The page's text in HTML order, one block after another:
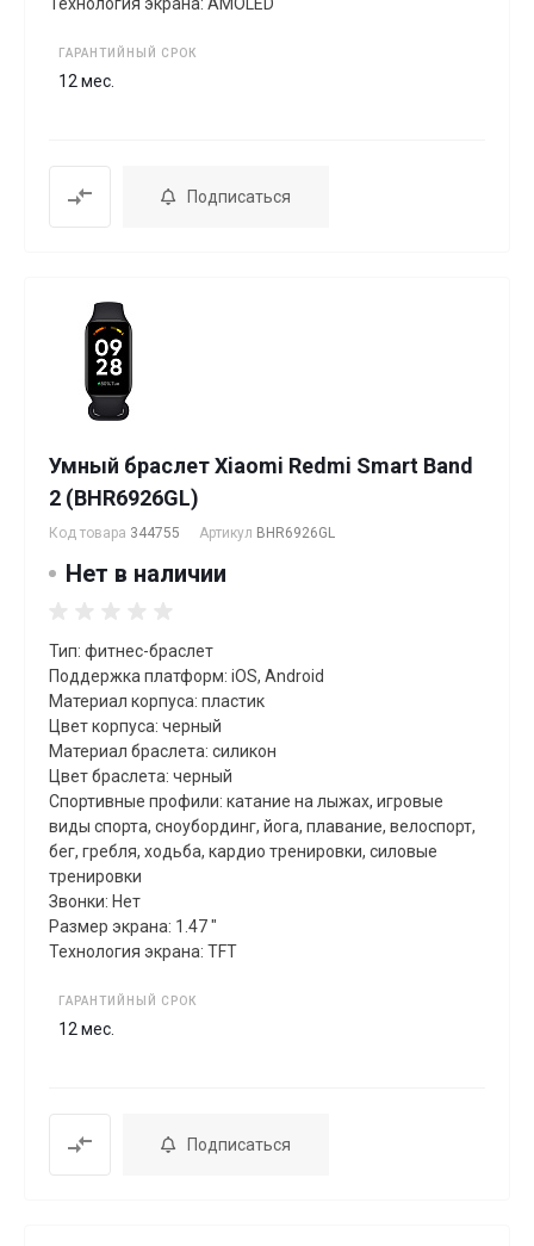
ГАРАНТИЙНЫЙ СРОК
12 мес.
Подписаться
Умный браслет Xiaomi Redmi Smart Band
2 (BHR6926GL)
Код товара 344755 Артикул BHR6926GL
Нет в наличии
Тип: фитнес-браслет
Поддержка платформ: iOS, Android
Материал корпуса: пластик
Цвет корпуса: черный
Материал браслета: силикон
Цвет браслета: черный
Спортивные профили: катание на лыжах, игровые
виды спорта, сноубординг, йога, плавание, велоспорт,
бег, гребля, xодьба, кардио тренировки, силовые
тренировки
Звонки: Нет
Размер экрана: 1.47 "
Технология экрана: TFT
ГАРАНТИЙНЫЙ СРОК
12 мес.
Подписаться